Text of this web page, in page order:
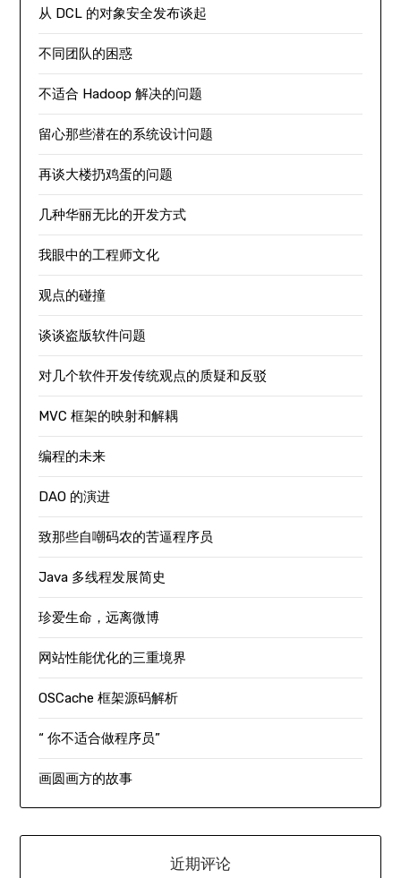
从 DCL 的对象安全发布谈起
不同团队的困惑
不适合 Hadoop 解决的问题
留心那些潜在的系统设计问题
再谈大楼扔鸡蛋的问题
几种华丽无比的开发方式
我眼中的工程师文化
观点的碰撞
谈谈盗版软件问题
对几个软件开发传统观点的质疑和反驳
MVC 框架的映射和解耦
编程的未来
DAO 的演进
致那些自嘲码农的苦逼程序员
Java 多线程发展简史
珍爱生命，远离微博
网站性能优化的三重境界
OSCache 框架源码解析
“ 你不适合做程序员”
画圆画方的故事
近期评论